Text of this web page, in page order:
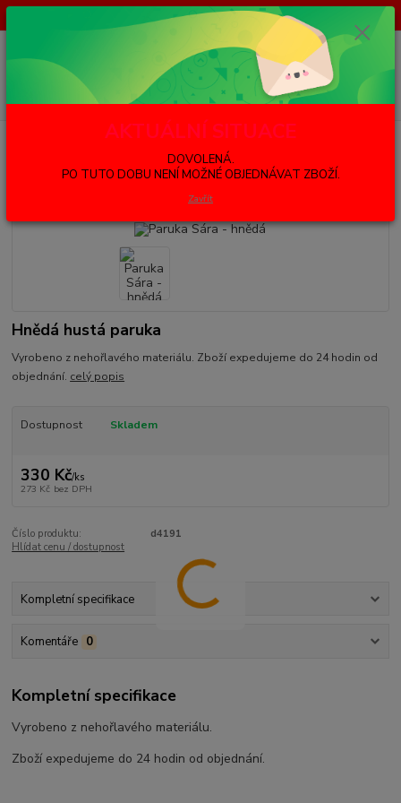
DOVOLENÁ. PO TUTO DOBU NENÍ MOŽNÉ OBJEDNÁVAT ZBOŽÍ.
Menu
Hledat
Karneval - Party Paruky Paruka Sára - hnědá
Paruka Sára - hnědá
Hnědá hustá paruka
Vyrobeno z nehořlavého materiálu. Zboží expedujeme do 24 hodin od
objednání. celý popis
Dostupnost Skladem
330 Kč/ks
273 Kč bez DPH
Číslo produktu:
d4191
Hlídat cenu / dostupnost
Kompletní specifikace
Komentáře 0
Kompletní specifikace
Vyrobeno z nehořlavého materiálu.
Zboží expedujeme do 24 hodin od objednání.
AKTUÁLNÍ SITUACE
DOVOLENÁ.
PO TUTO DOBU NENÍ MOŽNÉ OBJEDNÁVAT ZBOŽÍ.
Zavřít